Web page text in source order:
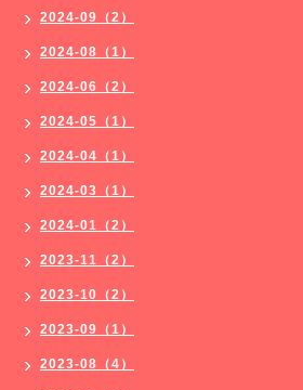
2024-09（2）
2024-08（1）
2024-06（2）
2024-05（1）
2024-04（1）
2024-03（1）
2024-01（2）
2023-11（2）
2023-10（2）
2023-09（1）
2023-08（4）